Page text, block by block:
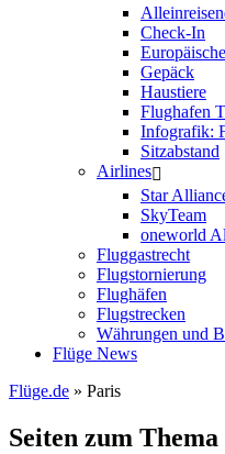
Check-In
Gepäck
Haustiere
Flughafen
Infografik:
Sitzabstand
Airlines
Star
SkyTeam
oneworld
Fluggastrecht
Flugstornierung
Flughäfen
Flugstrecken
Währungen und
Flüge News
Flüge.de » Paris
Seiten zum